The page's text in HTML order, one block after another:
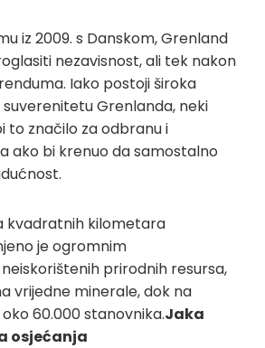
iz 2009. s Danskom, Grenland
nezavisnost, ali tek nakon
Iako postoji široka
Grenlanda, neki
to značilo za odbranu i
ako bi krenuo da samostalno
kvadratnih kilometara
je ogromnim
prirodnih resursa,
vrijedne minerale, dok na
60.000 stanovnika.Jaka
osjećanja